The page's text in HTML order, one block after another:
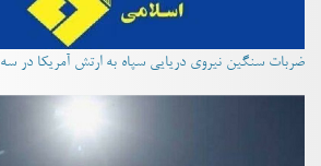
ضربات سنگین نیروی دریایی سپاه به ارتش آمریکا در